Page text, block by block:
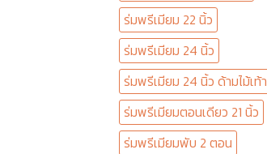
ร่มพรีเมียม 22 นิ้ว
ร่มพรีเมียม 24 นิ้ว
ร่มพรีเมียม 24 นิ้ว ด้ามไม้เท้า
ร่มพรีเมียมตอนเดียว 21 นิ้ว
ร่มพรีเมียมพับ 2 ตอน